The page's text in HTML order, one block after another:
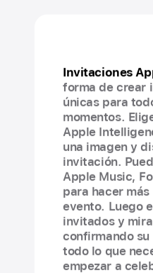
Invitaciones
forma de crear
únicas para
momentos.
Apple
una imagen y
invitación.
Apple Music,
para hacer
evento. Luego
invitados y
confirmando
todo lo que
empezar a